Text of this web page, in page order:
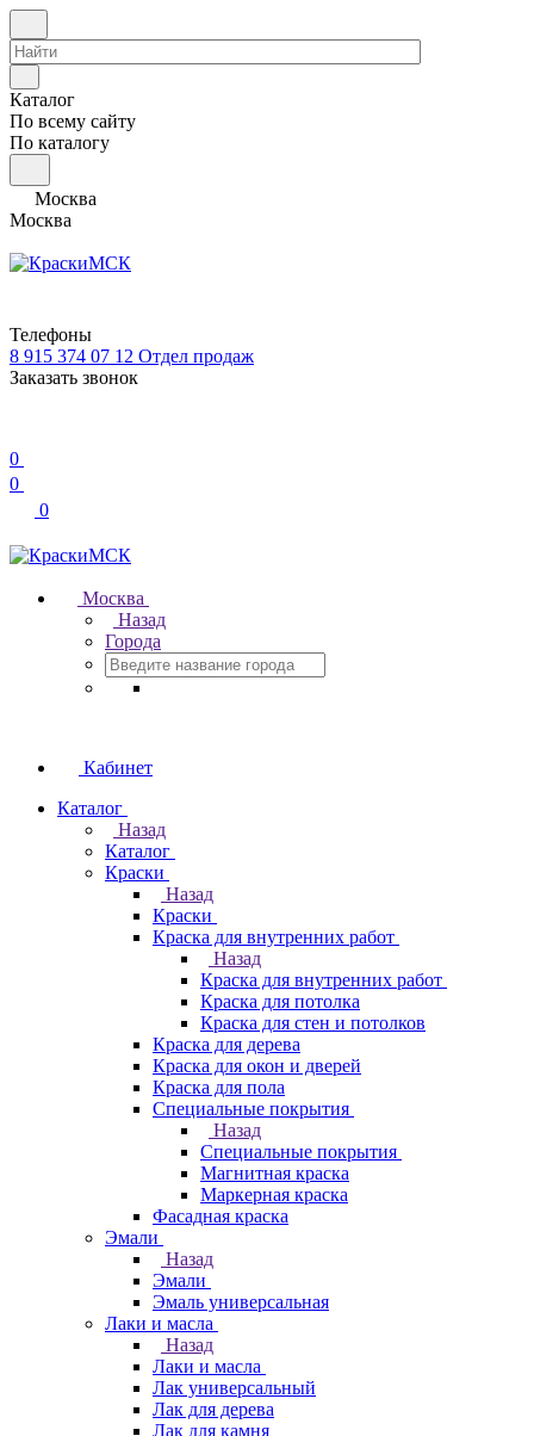
Каталог
По всему сайту
По каталогу
Москва
Москва
Телефоны
8 915 374 07 12 Отдел продаж
Заказать звонок
0
0
0
Москва
Назад
Города
Кабинет
Каталог
Назад
Каталог
Краски
Назад
Краски
Краска для внутренних работ
Назад
Краска для внутренних работ
Краска для потолка
Краска для стен и потолков
Краска для дерева
Краска для окон и дверей
Краска для пола
Специальные покрытия
Назад
Специальные покрытия
Магнитная краска
Маркерная краска
Фасадная краска
Эмали
Назад
Эмали
Эмаль универсальная
Лаки и масла
Назад
Лаки и масла
Лак универсальный
Лак для дерева
Лак для камня